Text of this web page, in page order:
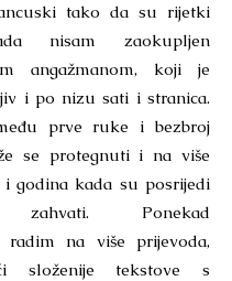
tako da su rijetki
nisam zaokupljen
angažmanom, koji je
i po nizu sati i stranica.
prve ruke i bezbroj
se protegnuti i na više
i godina kada su posrijedi
zahvati. Ponekad
radim na više prijevoda,
složenije tekstove s